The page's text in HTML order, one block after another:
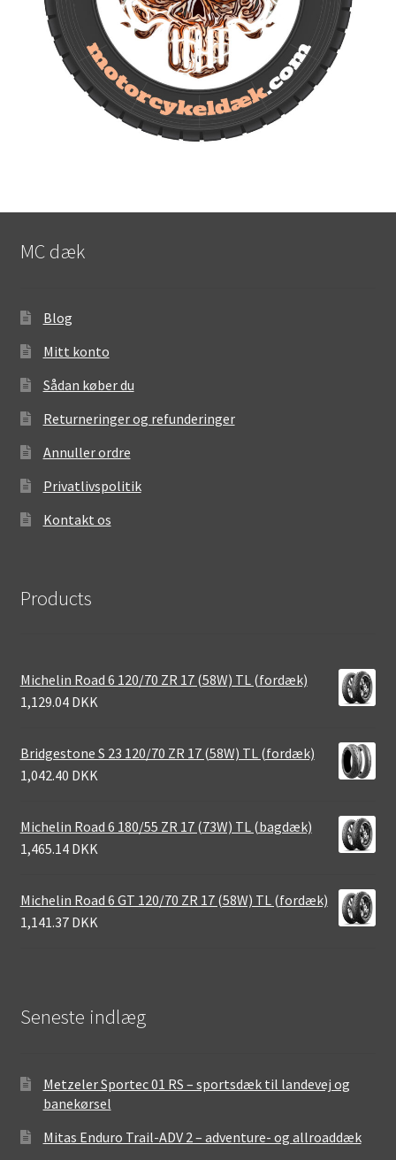
MC dæk
Blog
Mitt konto
Sådan køber du
Returneringer og refunderinger
Annuller ordre
Privatlivspolitik
Kontakt os
Products
Michelin Road 6 120/70 ZR 17 (58W) TL (fordæk)
1,129.04 DKK
Bridgestone S 23 120/70 ZR 17 (58W) TL (fordæk)
1,042.40 DKK
Michelin Road 6 180/55 ZR 17 (73W) TL (bagdæk)
1,465.14 DKK
Michelin Road 6 GT 120/70 ZR 17 (58W) TL (fordæk)
1,141.37 DKK
Seneste indlæg
Metzeler Sportec 01 RS – sportsdæk til landevej og
banekørsel
Mitas Enduro Trail-ADV 2 – adventure- og allroaddæk